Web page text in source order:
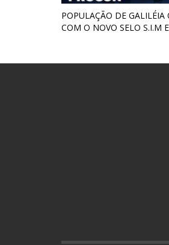
POPULAÇÃO DE GALILÉIA
COM O NOVO SELO S.I.M